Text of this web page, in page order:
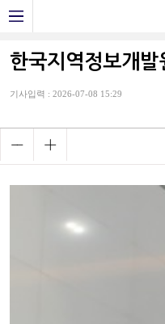
한국지역정보개
기사입력 : 2026-07-08 15:29